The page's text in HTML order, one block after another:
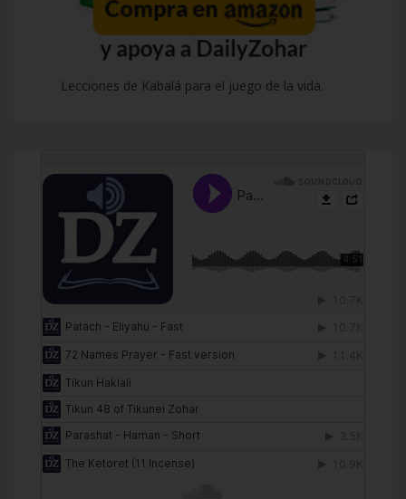
Lecciones de Kabalá para el juego de la vida.